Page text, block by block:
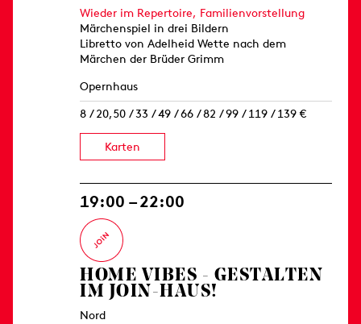
Wieder im Repertoire, Familienvorstellung
Märchenspiel in drei Bildern
Libretto von Adelheid Wette nach dem
Märchen der Brüder Grimm
Opernhaus
8 / 20,50 / 33 / 49 / 66 / 82 / 99 / 119 / 139 €
Karten
19:00 – 22:00
HOME VIBES - GESTALTEN
IM JOIN-HAUS!
Nord